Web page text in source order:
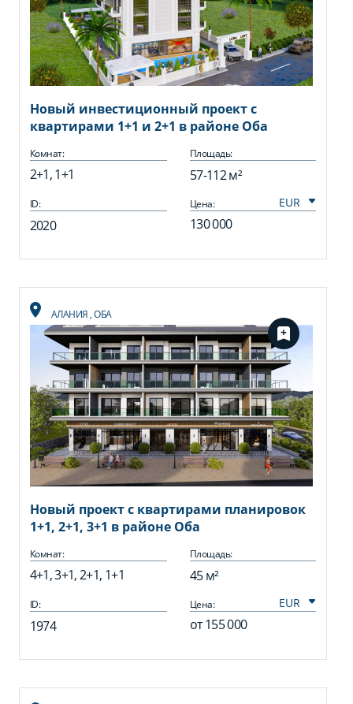
Новый инвестиционный проект с
квартирами 1+1 и 2+1 в районе Оба
Комнат:
2+1, 1+1
Площадь:
57-112 м²
ID:
2020
Цена:
130 000
АЛАНИЯ,ОБА
Новый проект с квартирами планировок
1+1, 2+1, 3+1 в районе Оба
Комнат:
4+1, 3+1, 2+1, 1+1
Площадь:
45 м²
ID:
1974
Цена:
от155 000